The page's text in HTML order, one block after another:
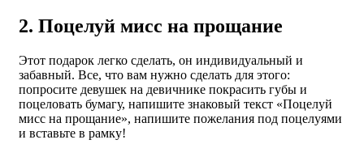
2. Поцелуй мисс на прощание
Этот подарок легко сделать, он индивидуальный и
забавный. Все, что вам нужно сделать для этого:
попросите девушек на девичнике покрасить губы и
поцеловать бумагу, напишите знаковый текст «Поцелуй
мисс на прощание», напишите пожелания под поцелуями
и вставьте в рамку!